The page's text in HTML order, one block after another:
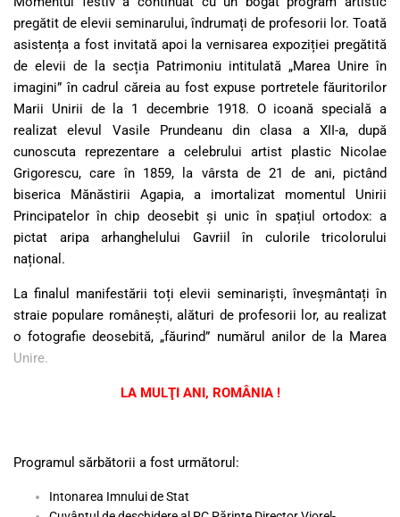
pregătit de elevii seminarului, îndrumați de profesorii lor. Toată
asistența a fost invitată apoi la vernisarea expoziției pregătită
de elevii de la secția Patrimoniu intitulată „Marea Unire în
imagini” în cadrul căreia au fost expuse portretele făuritorilor
Marii Unirii de la 1 decembrie 1918. O icoană specială a
realizat elevul Vasile Prundeanu din clasa a XII-a, după
cunoscuta reprezentare a celebrului artist plastic Nicolae
Grigorescu, care în 1859, la vârsta de 21 de ani, pictând
biserica Mănăstirii Agapia, a imortalizat momentul Unirii
Principatelor în chip deosebit și unic în spațiul ortodox: a
pictat aripa arhanghelului Gavriil în culorile tricolorului
național.
La finalul manifestării toți elevii seminariști, înveșmântați în
straie populare românești, alături de profesorii lor, au realizat
o fotografie deosebită, „făurind” numărul anilor de la Marea
Unire.
LA MULŢI ANI, ROMÂNIA !
Programul sărbătorii a fost următorul:
Intonarea Imnului de Stat